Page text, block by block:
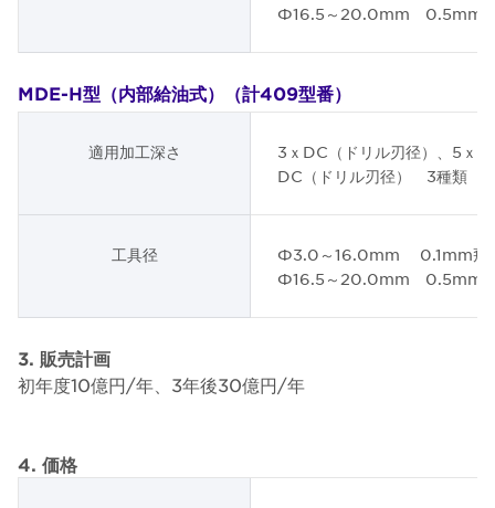
Φ16.5～20.0mm 0.5mm
MDE-H型（内部給油式）（計409型番）
適用加工深さ
3ｘDC（ドリル刃径）、5ｘ
DC（ドリル刃径） 3種類
工具径
Φ3.0～16.0mm 0.1mm飛
Φ16.5～20.0mm 0.5mm
3. 販売計画
初年度10億円/年、3年後30億円/年
4. 価格